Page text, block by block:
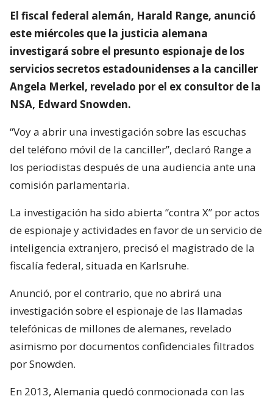
El fiscal federal alemán, Harald Range, anunció
este miércoles que la justicia alemana
investigará sobre el presunto espionaje de los
servicios secretos estadounidenses a la canciller
Angela Merkel, revelado por el ex consultor de la
NSA, Edward Snowden.
“Voy a abrir una investigación sobre las escuchas
del teléfono móvil de la canciller”, declaró Range a
los periodistas después de una audiencia ante una
comisión parlamentaria.
La investigación ha sido abierta “contra X” por actos
de espionaje y actividades en favor de un servicio de
inteligencia extranjero, precisó el magistrado de la
fiscalía federal, situada en Karlsruhe.
Anunció, por el contrario, que no abrirá una
investigación sobre el espionaje de las llamadas
telefónicas de millones de alemanes, revelado
asimismo por documentos confidenciales filtrados
por Snowden.
En 2013, Alemania quedó conmocionada con las